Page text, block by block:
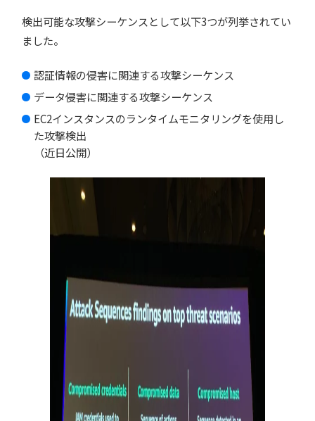
検出可能な攻撃シーケンスとして以下3つが列挙されてい
ました。
認証情報の侵害に関連する攻撃シーケンス
データ侵害に関連する攻撃シーケンス
EC2インスタンスのランタイムモニタリングを使用し
た攻撃検出
（近日公開）